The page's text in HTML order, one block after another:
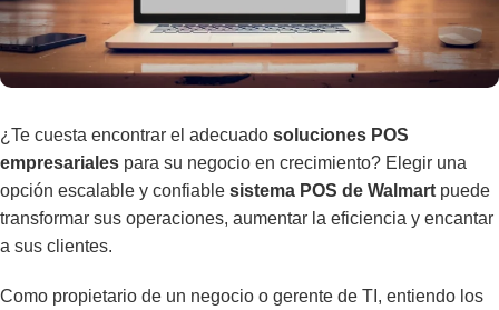
¿Te cuesta encontrar el adecuado soluciones POS
empresariales para su negocio en crecimiento? Elegir una
opción escalable y confiable sistema POS de Walmart puede
transformar sus operaciones, aumentar la eficiencia y encantar
a sus clientes.
Como propietario de un negocio o gerente de TI, entiendo los